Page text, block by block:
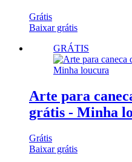
Grátis
Baixar grátis
GRÁTIS
Arte para
grátis - Minha
Grátis
Baixar grátis